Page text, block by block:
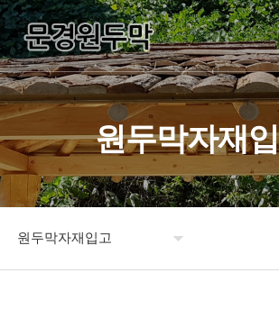
원두막자재
원두막자재입고